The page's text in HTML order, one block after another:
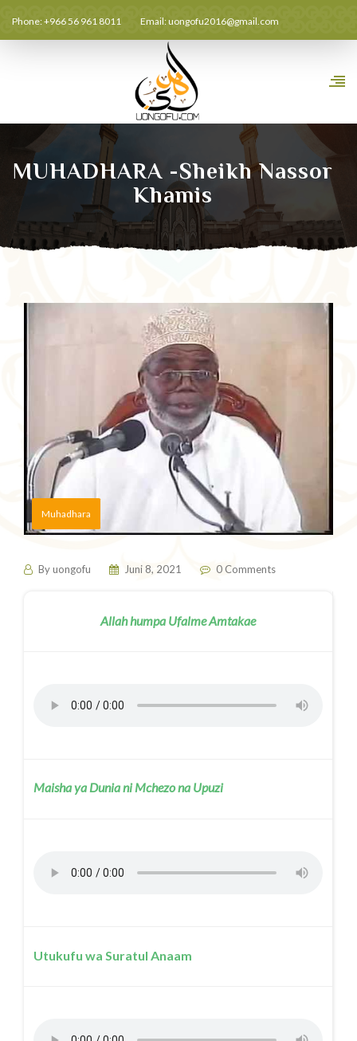
Phone: +966 56 961 8011 Email:uongofu2016@gmail.com
MUHADHARA -Sheikh Nassor
Khamis
Muhadhara
Byuongofu Juni 8, 2021 0 Comments
Allah humpa Ufalme Amtakae
Maisha ya Dunia ni Mchezo na Upuzi
Utukufu wa Suratul Anaam